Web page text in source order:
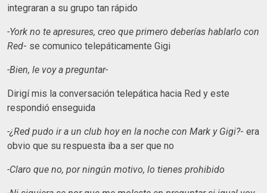
integraran a su grupo tan rápido
-York no te apresures, creo que primero deberías hablarlo con
Red- se comunico telepáticamente Gigi
-Bien, le voy a preguntar-
Dirigí mis la conversación telepática hacia Red y este
respondió enseguida
-¿Red pudo ir a un club hoy en la noche con Mark y Gigi?- era
obvio que su respuesta iba a ser que no
-Claro que no, por ningún motivo, lo tienes prohibido